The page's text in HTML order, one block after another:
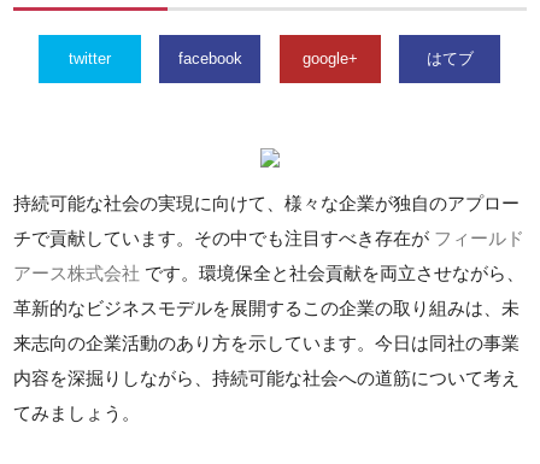
twitter facebook google+ はてブ
持続可能な社会の実現に向けて、様々な企業が独自のアプロー
チで貢献しています。その中でも注目すべき存在が フィールド
アース株式会社 です。環境保全と社会貢献を両立させながら、
革新的なビジネスモデルを展開するこの企業の取り組みは、未
来志向の企業活動のあり方を示しています。今日は同社の事業
内容を深掘りしながら、持続可能な社会への道筋について考え
てみましょう。